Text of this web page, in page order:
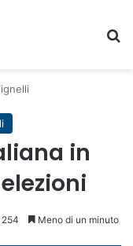
in
254 Meno di un minuto